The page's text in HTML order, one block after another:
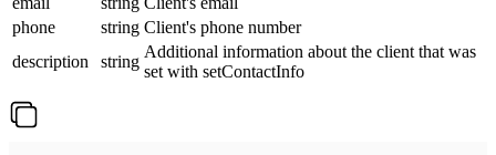
phone
string Client's phone number
description
string
Additional information about the client that was
set with setContactInfo